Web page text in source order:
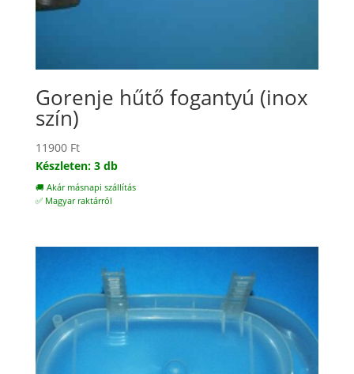
Gorenje hűtő fogantyú (inox
szín)
11900 Ft
Készleten: 3 db
🚚 Akár másnapi szállítás
✅ Magyar raktárról